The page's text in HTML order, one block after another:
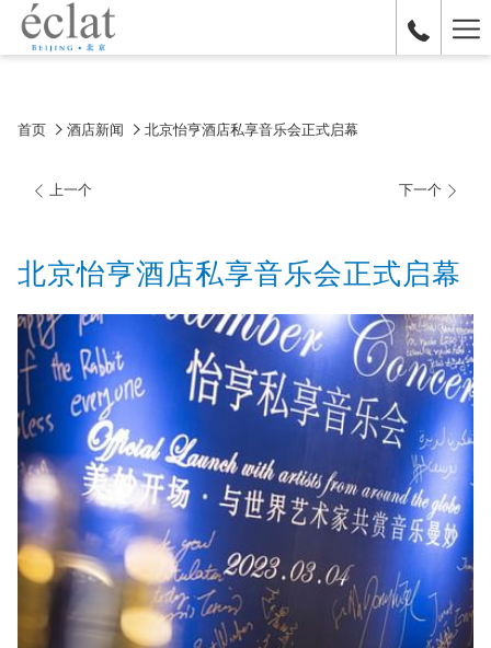
首页 酒店新闻 北京怡亨酒店私享音乐会正式启幕
上一个 下一个
北京怡亨酒店私享音乐会正式启幕